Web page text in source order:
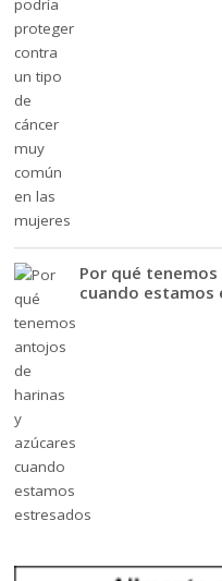
Por qué
cuando estamos